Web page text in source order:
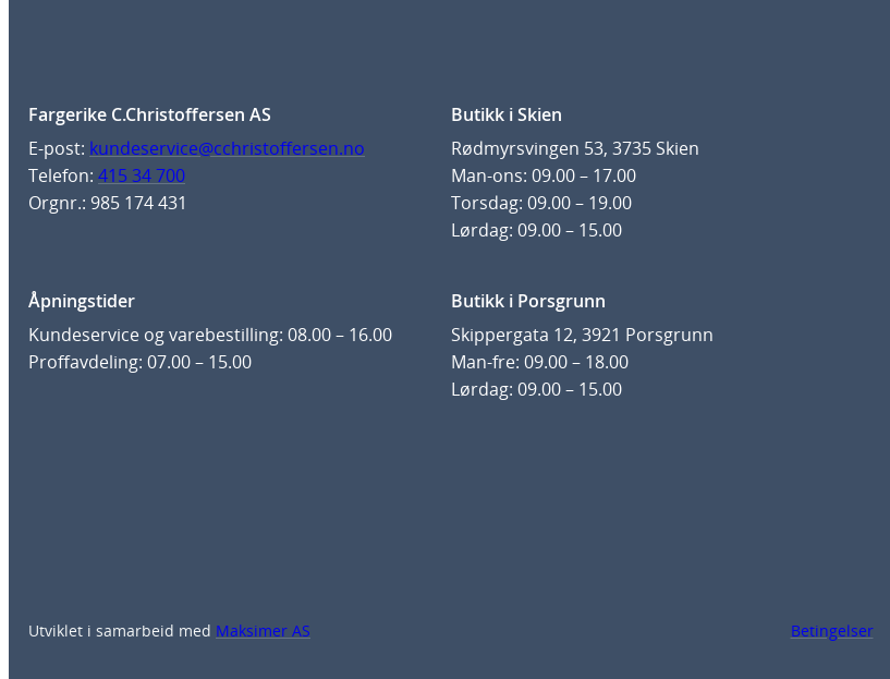
Fargerike C.Christoffersen AS
E-post: kundeservice@cchristoffersen.no
Telefon: 415 34 700
Orgnr.: 985 174 431
Butikk i Skien
Rødmyrsvingen 53, 3735 Skien
Man-ons: 09.00 – 17.00
Torsdag: 09.00 – 19.00
Lørdag: 09.00 – 15.00
Åpningstider
Kundeservice og varebestilling: 08.00 – 16.00
Proffavdeling: 07.00 – 15.00
Butikk i Porsgrunn
Skippergata 12, 3921 Porsgrunn
Man-fre: 09.00 – 18.00
Lørdag: 09.00 – 15.00
Utviklet i samarbeid med Maksimer AS Betingelser